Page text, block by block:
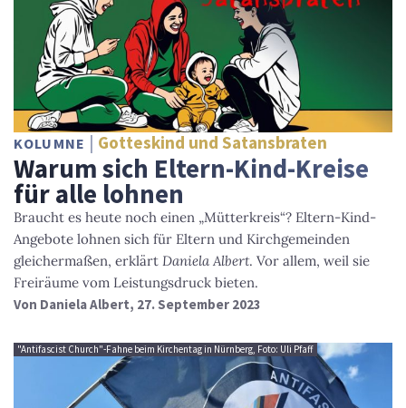
KOLUMNE Gotteskind und Satansbraten
Warum sich Eltern-Kind-Kreise
für alle lohnen
Braucht es heute noch einen „Mütterkreis“? Eltern-Kind-
Angebote lohnen sich für Eltern und Kirchgemeinden
gleichermaßen, erklärt Daniela Albert. Vor allem, weil sie
Freiräume vom Leistungsdruck bieten.
Von Daniela Albert, 27. September 2023
"Antifascist Church"-Fahne beim Kirchentag in Nürnberg, Foto: Uli Pfaff